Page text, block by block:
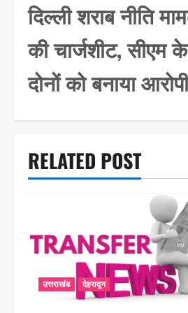
s
t
n
v
i
g
t
दिल्ली शराब नीति
की चार्जशीट,
दोनों को बनाया आरोपी
RELATED POST
उत्तराखंड देहरादून